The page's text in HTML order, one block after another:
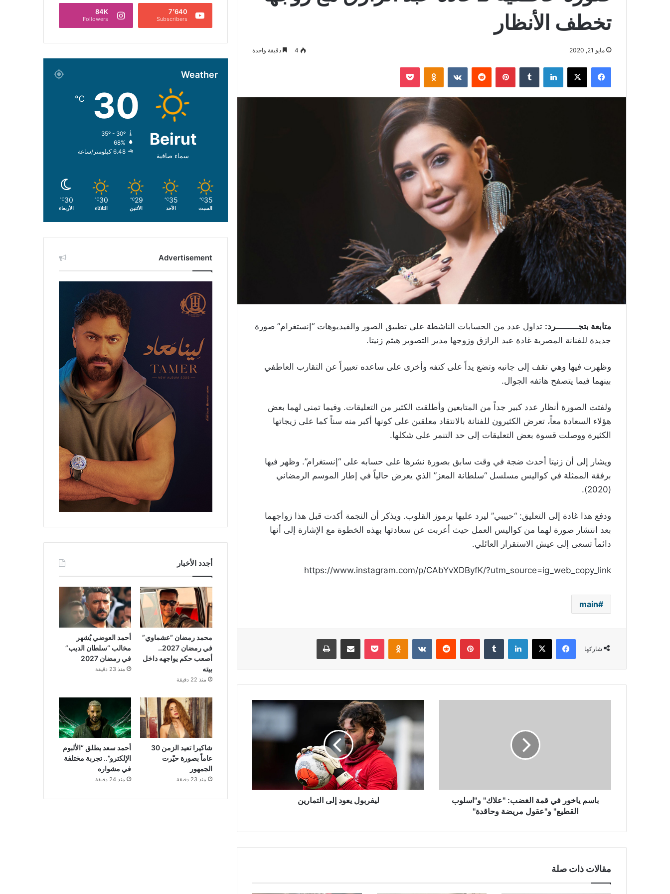
تخطف الأنظار
مايو 21, 2020 4 دقيقة واحدة
فيسبوك ‫X لينكدإن بينتيريست Odnoklassniki
‫Pocket
متابعة بتجـــــــــرد: تداول عدد من الحسابات الناشطة على تطبيق الصور والفيديوهات “إنستغرام” صورة
جديدة للفنانة المصرية غادة عبد الرازق وزوجها مدير التصوير هيثم زنيتا.
وظهرت فيها وهي تقف إلى جانبه وتضع يداً على كتفه وأخرى على ساعده تعبيراً عن التقارب العاطفي
بينهما فيما يتصفح هاتفه الجوال.
ولفتت الصورة أنظار عدد كبير جداً من المتابعين وأطلقت الكثير من التعليقات. وفيما تمنى لهما بعض
هؤلاء السعادة معاً، تعرض الكثيرون للفنانة بالانتقاد معلقين على كونها أكبر منه سناً كما على زيجاتها
الكثيرة ووصلت قسوة بعض التعليقات إلى حد التنمر على شكلها.
ويشار إلى أن زنيتا أحدث ضجة في وقت سابق بصورة نشرها على حسابه على “إنستغرام”. وظهر فيها
برفقة الممثلة في كواليس مسلسل “سلطانة المعز” الذي يعرض حالياً في إطار الموسم الرمضاني
(2020).
ودفع هذا غادة إلى التعليق: “حبيبي” ليرد عليها برموز القلوب. ويذكر أن النجمة أكدت قبل هذا زواجهما
بعد انتشار صورة لهما من كواليس العمل حيث أعربت عن سعادتها بهذه الخطوة مع الإشارة إلى أنها
دائماً تسعى إلى عيش الاستقرار العائلي.
https://www.instagram.com/p/CAbYvXDByfK/?utm_source=ig_web_copy_link
main
شاركها
فيسبوك ‫X لينكدإن بينتيريست Odnoklassniki
‫Pocket مشاركة عبر البريد طباعة
و"عقول
مريضةباسم ياخور في قمة الغضب: "علاك" و"اسلوب
القطيع" و"عقول مريضة وحاقدة"
إلى
ليفربول يعود إلى التمارين
مقالات ذات صلة
7٬640
Subscribers
84K
Followers
Weather
Beirut
سماء صافية
30
℃
35º - 30º
68%
6.48 كيلومتر/ساعة
35
℃
السبت
35
℃
الأحد
29
℃
الأثنين
30
℃
الثلاثاء
30
℃
الأربعاء
Advertisement
أجدد الأخبار
محمد رمضان “عشماوي”
في رمضان 2027..
أصعب حكم يواجهه داخل
بيته
منذ 22 دقيقة
أحمد العوضي يُشهر
مخالب “سلطان الديب”
في رمضان 2027
منذ 23 دقيقة
شاكيرا تعيد الزمن 30
عاماً بصورة حيّرت
الجمهور
منذ 23 دقيقة
أحمد سعد يطلق “الألبوم
الإلكترو”.. تجربة مختلفة
في مشواره
منذ 24 دقيقة